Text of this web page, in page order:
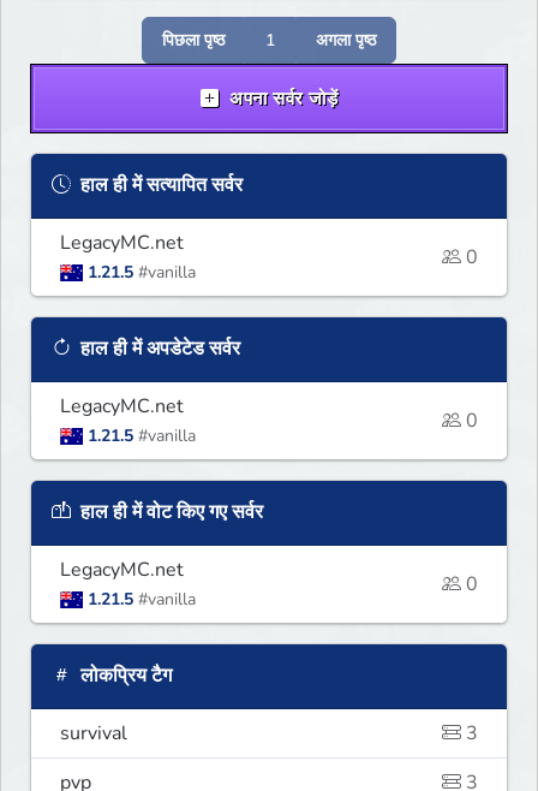
पिछला पृष्ठ 1 अगला पृष्ठ
अपना सर्वर जोड़ें
हाल ही में सत्यापित सर्वर
LegacyMC.net
1.21.5 #vanilla
0
हाल ही में अपडेटेड सर्वर
LegacyMC.net
1.21.5 #vanilla
0
हाल ही में वोट किए गए सर्वर
LegacyMC.net
1.21.5 #vanilla
0
लोकप्रिय टैग
survival
3
pvp
3